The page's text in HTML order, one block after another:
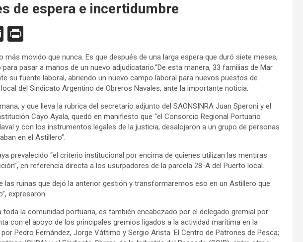
de espera e incertidumbre
E
m
ail tF
ri
e
n
dl
y
movido que nunca. Es que después de una larga espera que duró siete meses,
pasar a manos de un nuevo adjudicatario.“De esta manera, 33 familias de Mar
su fuente laboral, abriendo un nuevo campo laboral para nuevos puestos de
del Sindicato Argentino de Obreros Navales, ante la importante noticia.
y que lleva la rubrica del secretario adjunto del SAONSINRA Juan Speroni y el
Cayo Ayala, quedó en manifiesto que “el Consorcio Regional Portuario
y con los instrumentos legales de la justicia, desalojaron a un grupo de personas
en el Astillero”.
prevalecido “el criterio institucional por encima de quienes utilizan las mentiras
en referencia directa a los usurpadores de la parcela 28-A del Puerto local.
las ruinas que dejó la anterior gestión y transformaremos eso en un Astillero que
expresaron.
la comunidad portuaria, es también encabezado por el delegado gremial por
con el apoyo de los principales gremios ligados a la actividad marítima en la
Pedro Fernández, Jorge Váttimo y Sergio Arista. El Centro de Patrones de Pesca;